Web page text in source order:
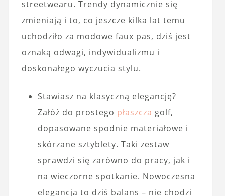
streetwearu. Trendy dynamicznie się
zmieniają i to, co jeszcze kilka lat temu
uchodziło za modowe faux pas, dziś jest
oznaką odwagi, indywidualizmu i
doskonałego wyczucia stylu.
Stawiasz na klasyczną elegancję?
Załóż do prostego płaszcza golf,
dopasowane spodnie materiałowe i
skórzane sztyblety. Taki zestaw
sprawdzi się zarówno do pracy, jak i
na wieczorne spotkanie. Nowoczesna
elegancja to dziś balans – nie chodzi